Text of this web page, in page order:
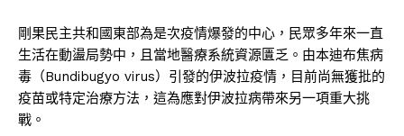
剛果民主共和國東部為是次疫情爆發的中心，民眾多年來一直
生活在動盪局勢中，且當地醫療系統資源匱乏。由本迪布焦病
毒（Bundibugyo virus）引發的伊波拉疫情，目前尚無獲批的
疫苗或特定治療方法，這為應對伊波拉病帶來另一項重大挑
戰。